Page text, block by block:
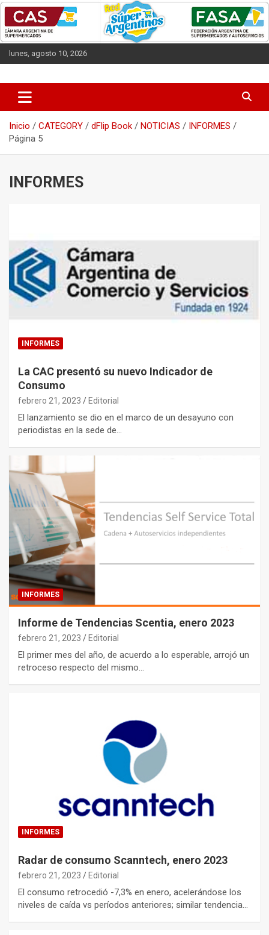
Saltar
contenido
lunes, agosto 10, 2026
CAS
Inicio CATEGORY dFlip Book NOTICIAS
INFORMES
Página 5
INFORMES
INFORMES
La CAC presentó su nuevo Indicador de
Consumo
febrero 21, 2023 Editorial
El lanzamiento se dio en el marco de un desayuno con
periodistas en la sede de…
INFORMES
Informe de Tendencias Scentia, enero 2023
febrero 21, 2023 Editorial
El primer mes del año, de acuerdo a lo esperable, arrojó un
retroceso respecto del mismo…
INFORMES
Radar de consumo Scanntech, enero 2023
febrero 21, 2023 Editorial
El consumo retrocedió -7,3% en enero, acelerándose los
niveles de caída vs períodos anteriores; similar tendencia…